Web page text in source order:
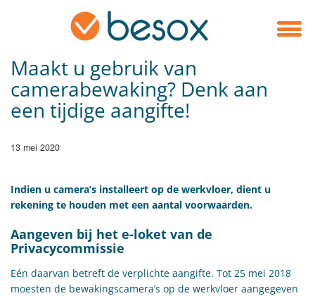
Maakt u gebruik van
camerabewaking? Denk aan
een tijdige aangifte!
13 mei 2020
Indien u camera’s installeert op de werkvloer, dient u
rekening te houden met een aantal voorwaarden.
Aangeven bij het e-loket van de
Privacycommissie
Eén daarvan betreft de verplichte aangifte. Tot 25 mei 2018
moesten de bewakingscamera’s op de werkvloer aangegeven